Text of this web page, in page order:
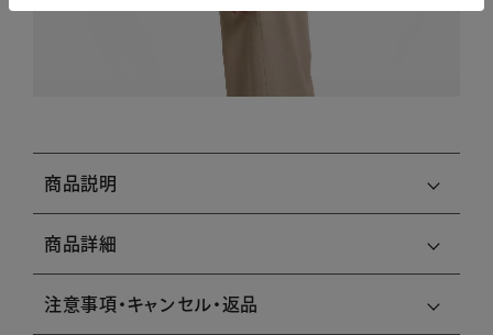
商品説明
商品詳細
注意事項・キャンセル・返品